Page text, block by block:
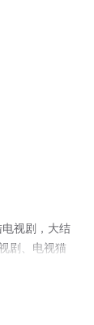
视剧，大结
剧、电视猫